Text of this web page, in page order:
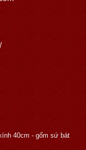
40cm - gốm sứ bát